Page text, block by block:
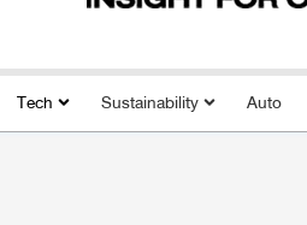
Tech Sustainability Auto